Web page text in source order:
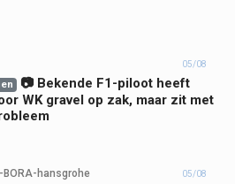
05/08
📷 Bekende F1-piloot heeft
WK gravel op zak, maar zit met
BORA-hansgrohe 05/08